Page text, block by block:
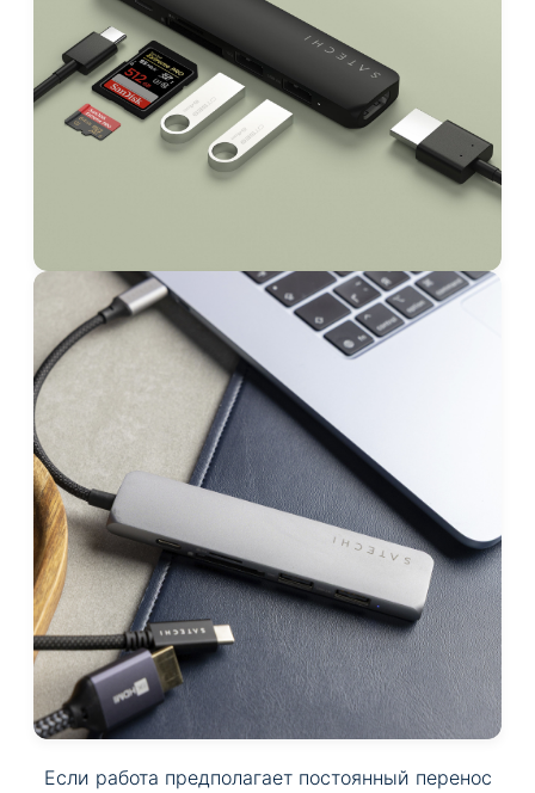
Если работа предполагает постоянный перенос